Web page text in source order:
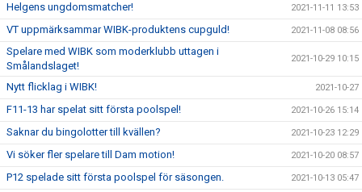
Helgens ungdomsmatcher! 2021-11-11 13:53
VT uppmärksammar WIBK-produktens cupguld! 2021-11-08 08:56
Spelare med WIBK som moderklubb uttagen i
Smålandslaget!
2021-10-29 10:15
Nytt flicklag i WIBK! 2021-10-27
F11-13 har spelat sitt första poolspel! 2021-10-26 15:14
Saknar du bingolotter till kvällen? 2021-10-23 12:29
Vi söker fler spelare till Dam motion! 2021-10-20 08:57
P12 spelade sitt första poolspel för säsongen. 2021-10-13 05:47